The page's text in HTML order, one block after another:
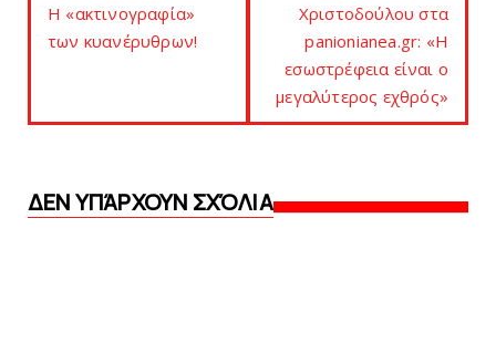
Η «ακτινογραφία»
των κυανέρυθρων!
Χριστοδούλου στα
panionianea.gr: «Η
εσωστρέφεια είναι ο
μεγαλύτερος εχθρός»
ΔΕΝ ΥΠΆΡΧΟΥΝ ΣΧΌΛΙΑ